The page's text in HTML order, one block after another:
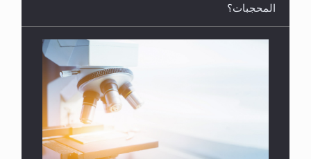
رأيٌ في لغة المسيح الموعود عليه السلام.. 4...